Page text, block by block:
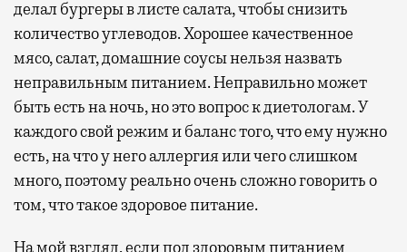
делал бургеры в листе салата, чтобы снизить
количество углеводов. Хорошее качественное
мясо, салат, домашние соусы нельзя назвать
неправильным питанием. Неправильно может
быть есть на ночь, но это вопрос к диетологам. У
каждого свой режим и баланс того, что ему нужно
есть, на что у него аллергия или чего слишком
много, поэтому реально очень сложно говорить о
том, что такое здоровое питание.
На мой взгляд, если под здоровым питанием